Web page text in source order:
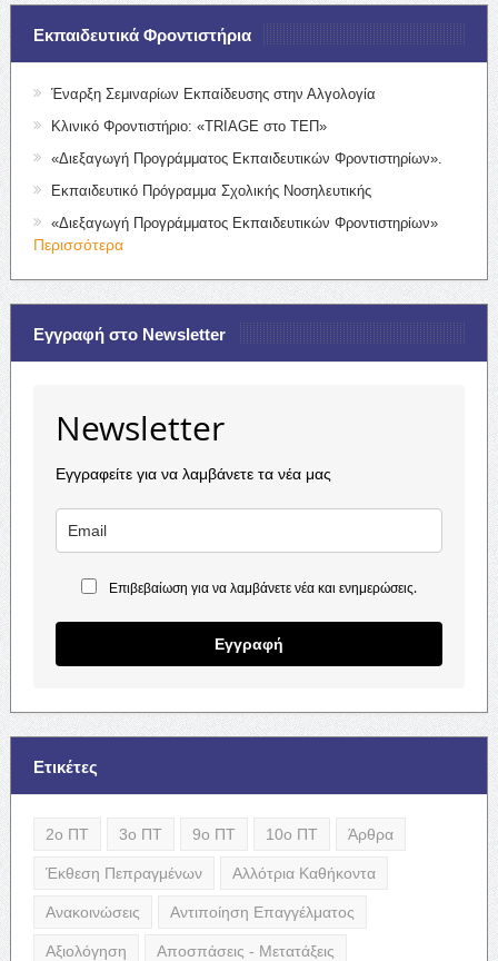
Εκπαιδευτικά Φροντιστήρια
Έναρξη Σεμιναρίων Εκπαίδευσης στην Αλγολογία
Κλινικό Φροντιστήριο: «TRIAGE στο ΤΕΠ»
«Διεξαγωγή Προγράμματος Εκπαιδευτικών Φροντιστηρίων».
Εκπαιδευτικό Πρόγραμμα Σχολικής Νοσηλευτικής
«Διεξαγωγή Προγράμματος Εκπαιδευτικών Φροντιστηρίων»
Περισσότερα
Εγγραφή στο Newsletter
Newsletter
Εγγραφείτε για να λαμβάνετε τα νέα μας
Επιβεβαίωση για να λαμβάνετε νέα και ενημερώσεις.
Εγγραφή
Ετικέτες
2ο ΠΤ 3ο ΠΤ 9ο ΠΤ 10ο ΠΤ Άρθρα
Έκθεση Πεπραγμένων Αλλότρια Καθήκοντα
Ανακοινώσεις Αντιποίηση Επαγγέλματος
Αξιολόγηση Αποσπάσεις - Μετατάξεις